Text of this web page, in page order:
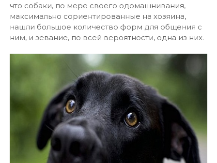
что собаки, по мере своего одомашнивания,
максимально сориентированные на хозяина,
нашли большое количество форм для общения с
ним, и зевание, по всей вероятности, одна из них.